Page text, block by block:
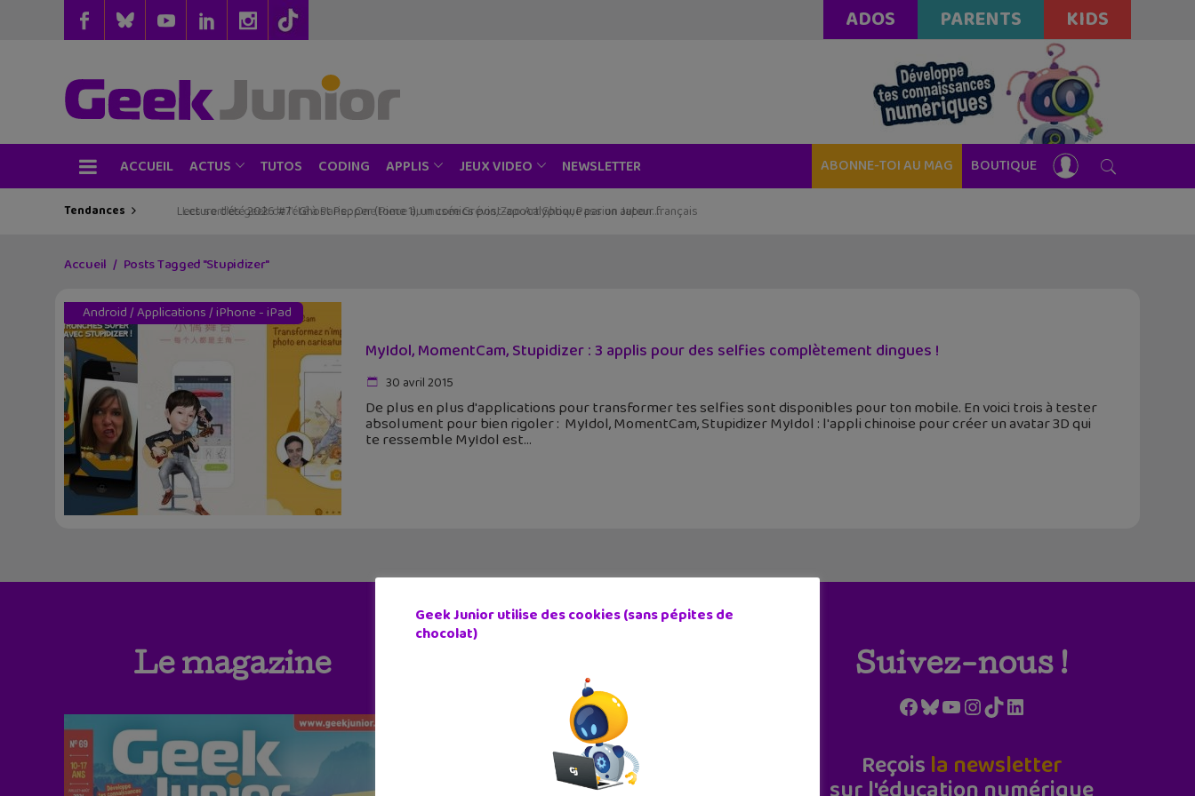
ADOS PARENTS KIDS
ACCUEIL ACTUS TUTOS CODING APPLIS JEUX VIDEO NEWSLETTER ABONNE-TOI AU MAG BOUTIQUE
Tendances Les sorties geek de l’été à Paris : One Piece au musée Grévin, Zoo Art Show, Passion Japon…
Accueil Posts Tagged "Stupidizer"
Android/Applications/iPhone - iPad
MyIdol, MomentCam, Stupidizer : 3 applis pour des selfies complètement dingues !
30 avril 2015
De plus en plus d'applications pour transformer tes selfies sont disponibles pour ton mobile. En voici trois à tester
absolument pour bien rigoler : MyIdol, MomentCam, Stupidizer MyIdol : l'appli chinoise pour créer un avatar 3D qui
te ressemble MyIdol est
Le magazine Suivez-nous !
Facebook
Bluesky
YouTube
Instagram
TikTokLinkedIn
Reçois la newsletter
Geek Junior utilise des cookies (sans pépites de
chocolat)